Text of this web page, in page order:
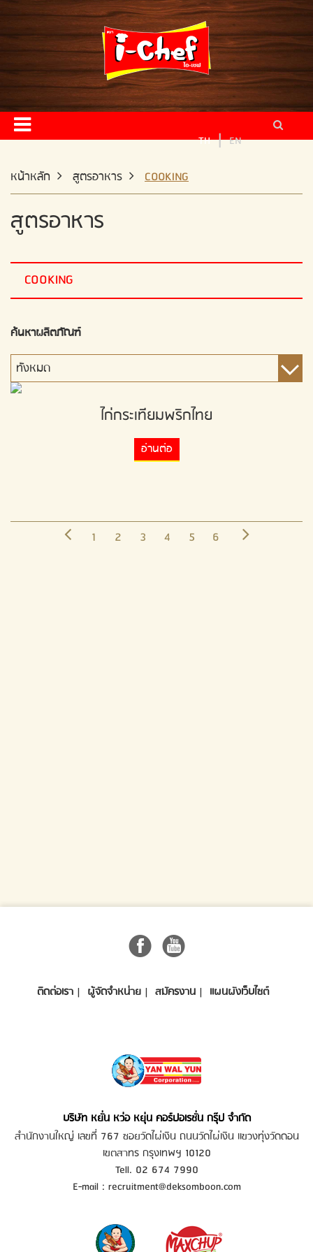
TH | EN
หน้าหลัก สูตรอาหาร COOKING
สูตรอาหาร
COOKING
ค้นหาผลิตภัณฑ์
ไก่กระเทียมพริกไทย
อ่านต่อ
1 2 3 4 5 6
ติดต่อเรา ผู้จัดจำหน่าย สมัครงาน แผนผังเว็บไซต์
บริษัท หยั่น หว่อ หยุ่น คอร์ปอเรชั่น กรุ๊ป จำกัด
สำนักงานใหญ่ เลขที่ 767 ซอยวัดไผ่เงิน ถนนวัดไผ่เงิน แขวงทุ่งวัดดอน
เขตสาทร กรุงเทพฯ 10120
Tell. 02 674 7990
E-mail : recruitment@deksomboon.com
หน้าหลัก
ผลิตภัณฑ์
สูตรอาหาร
ข่าวสารและกิจกรรม
ติดต่อเรา
ผู้จัดจำหน่าย
แผนผังเว็บไซต์